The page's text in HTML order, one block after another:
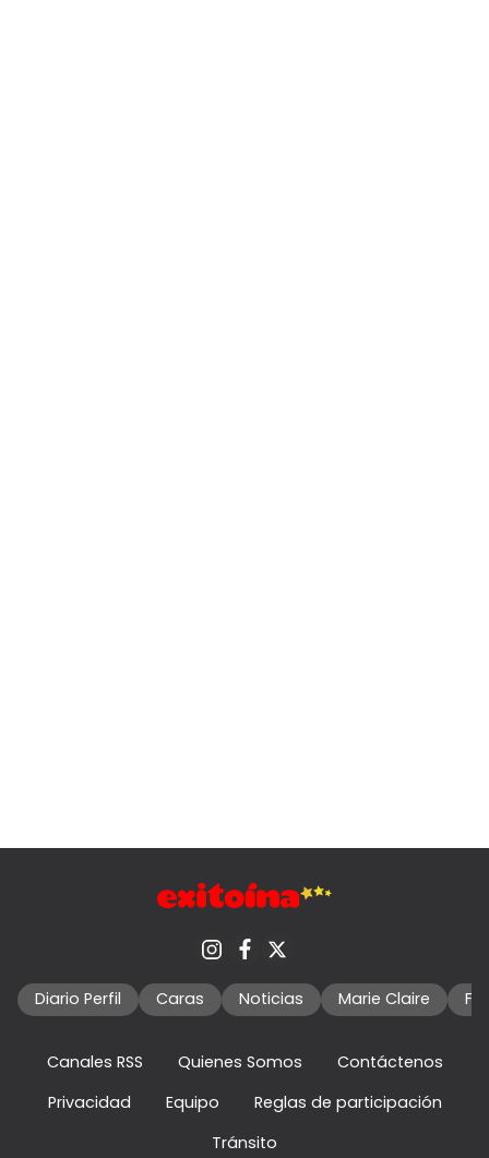
Diario Perfil Caras Noticias Marie Claire
Canales RSS Quienes Somos
Contáctenos
Privacidad
Equipo
Reglas de participación
Tránsito